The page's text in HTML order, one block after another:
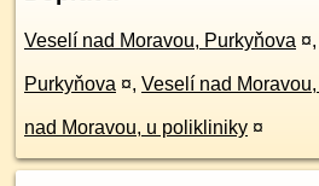
Veselí nad Moravou, Purkyňova ¤,
Purkyňova ¤, Veselí nad
nad Moravou, u polikliniky ¤